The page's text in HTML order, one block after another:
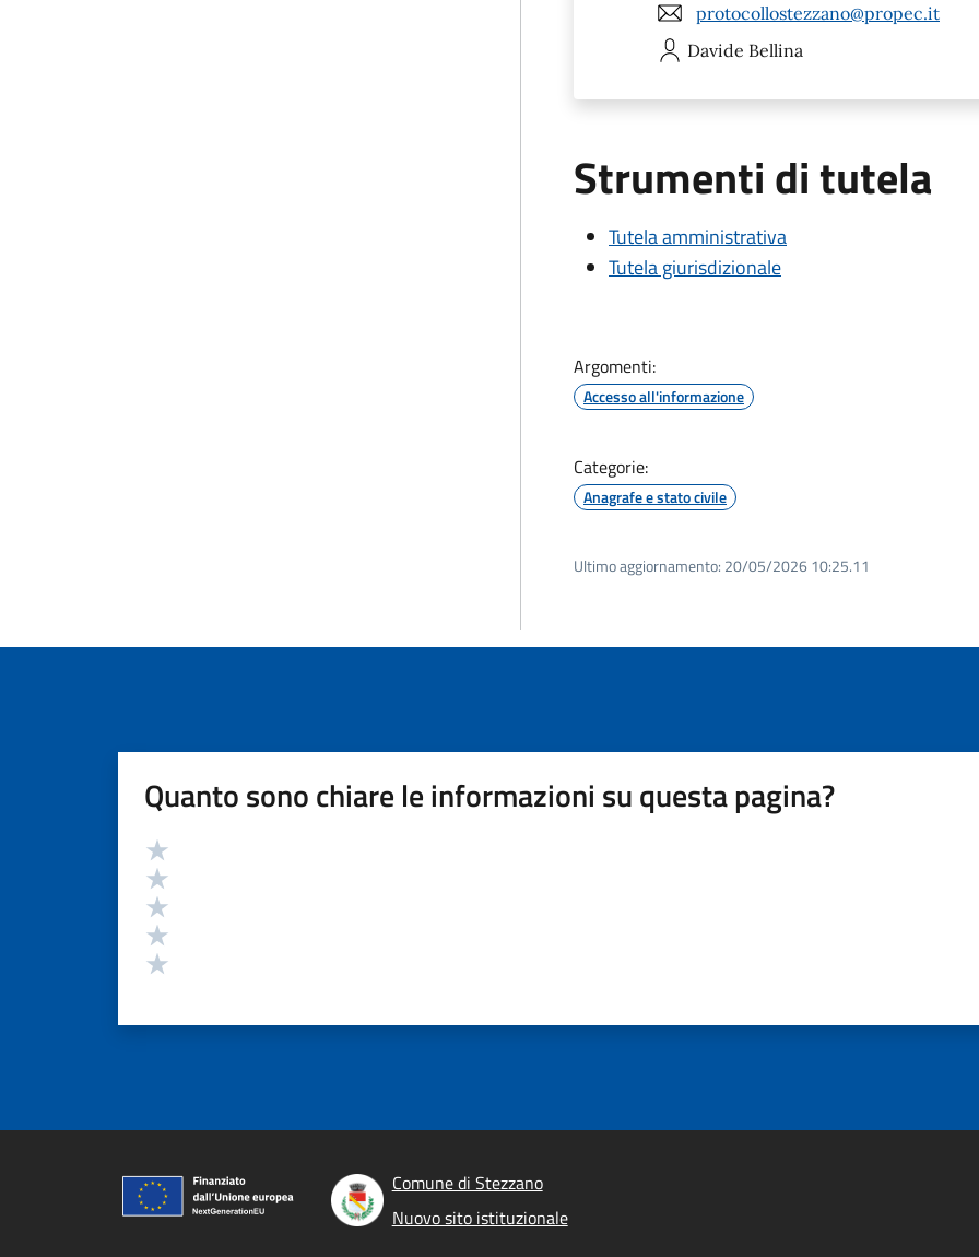
protocollostezzano@propec.it
Davide Bellina
Strumenti di tutela
Tutela amministrativa
Tutela giurisdizionale
Argomenti:
Accesso all'informazione
Categorie:
Anagrafe e stato civile
Ultimo aggiornamento: 20/05/2026 10:25.11
Quanto sono chiare le informazioni su questa pagina?
Valutazione
Comune di Stezzano
Nuovo sito istituzionale